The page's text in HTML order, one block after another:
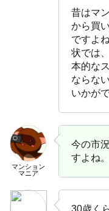
昔はマ
から買
ですよ
状では
本的な
ならな
いかが
マンション
マニア
今の市
すよね。
30歳く